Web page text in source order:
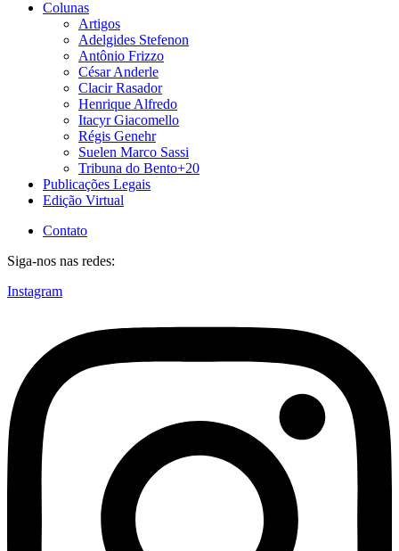
Colunas
Artigos
Adelgides Stefenon
Antônio Frizzo
César Anderle
Clacir Rasador
Henrique Alfredo
Itacyr Giacomello
Régis Genehr
Suelen Marco Sassi
Tribuna do Bento+20
Publicações Legais
Edição Virtual
Contato
Siga-nos nas redes:
Instagram